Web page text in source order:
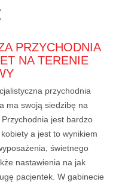
PRZYCHODNIA
NA TERENIE
przychodnia
ma swoją siedzibę na
jest bardzo
a jest to wynikiem
świetnego
nastawienia na jak
pacjentek. W gabinecie